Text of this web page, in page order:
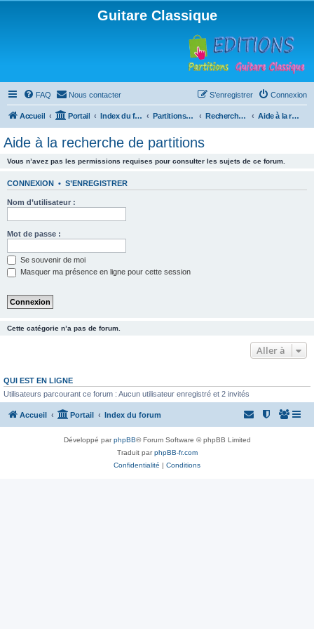
Guitare Classique
FAQ Nous contacter Connexion
S’enregistrer
Accueil Portail Index du forum Partitions pour guitare en libre téléchargement Recherche de ressources musicales Aide à la recherche de partitions
Aide à la recherche de partitions
Vous n’avez pas les permissions requises pour consulter les sujets de ce forum.
CONNEXION • S’ENREGISTRER
Nom d’utilisateur :
Mot de passe :
Se souvenir de moi
Masquer ma présence en ligne pour cette session
Cette catégorie n’a pas de forum.
Aller à
QUI EST EN LIGNE
Utilisateurs parcourant ce forum : Aucun utilisateur enregistré et 2 invités
Accueil Portail Index du forum
Développé parphpBB® Forum Software © phpBB Limited
Traduit parphpBB-fr.com
Confidentialité | Conditions